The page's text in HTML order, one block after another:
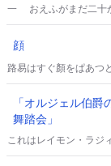
一 おえふがまだ二十かそこいらで、もう夫と離別し、幼兒をひとりかかへ
顔
路易はすぐ顏をぱあつ
「オルジェル伯爵
舞踏会」
これはレイモン・ラジ